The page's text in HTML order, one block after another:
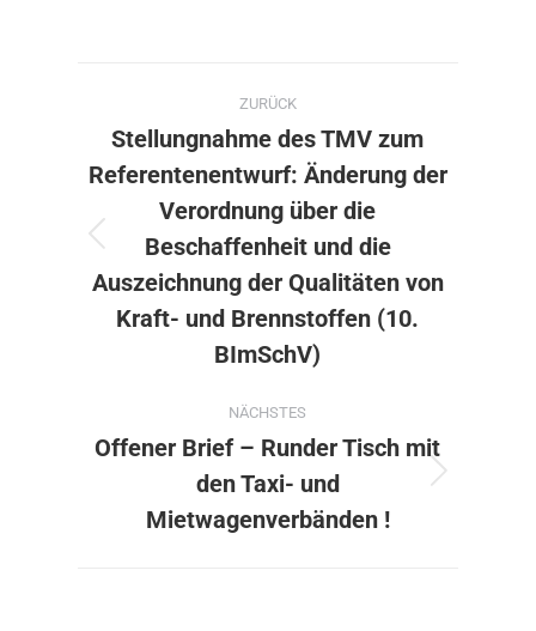
Kommentarnavigation
ZURÜCK
Vorheriger
Beitrag:
Stellungnahme des TMV zum
Referentenentwurf: Änderung der
Verordnung über die
Beschaffenheit und die
Auszeichnung der Qualitäten von
Kraft- und Brennstoffen (10.
BImSchV)
NÄCHSTES
Nächster
Beitrag:
Offener Brief – Runder Tisch mit
den Taxi- und
Mietwagenverbänden !